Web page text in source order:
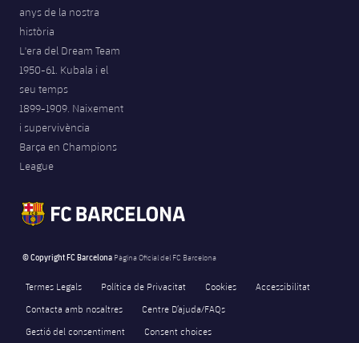
anys de la nostra
història
L'era del Dream Team
1950-61. Kubala i el
seu temps
1899-1909. Naixement
i supervivència
Barça en Champions
League
© Copyright FC Barcelona Pàgina Oficial del FC Barcelona
Termes Legals Política de Privacitat Cookies
Accessibilitat
Contacta amb nosaltres
Centre D’ajuda/FAQs
Gestió del consentiment
Consent choices